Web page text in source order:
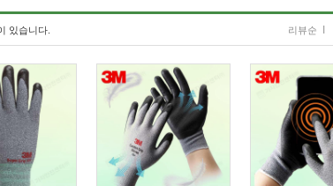
있습니다. 리뷰순